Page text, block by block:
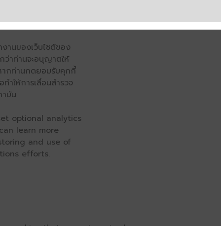
านของเว็บไซต์ของ
ว่าท่านจะอนุญาตให้
กท่านกดยอมรับคุกกี้
ำให้การเลื่อนสำรวจ
าบัน
optional analytics
learn more
and use of
efforts.